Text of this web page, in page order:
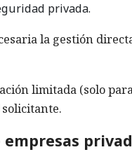
privada.
la gestión
limitada (solo
empresas